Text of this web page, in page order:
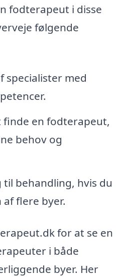
fodterapeut i disse
følgende
specialister med
finde en fodterapeut,
behov og
behandling, hvis du
flere byer.
for at se en
i både
byer. Her